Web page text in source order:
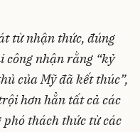
từ nhận thức, đúng
công nhận rằng “kỷ
của Mỹ đã kết thúc”,
hơn hẳn tất cả các
thách thức từ các